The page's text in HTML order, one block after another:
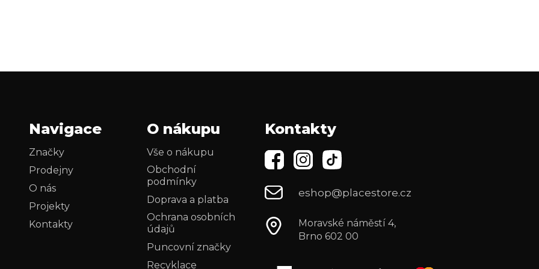
Navigace
Značky
Prodejny
O nás
Projekty
Kontakty
O nákupu
Vše o nákupu
Obchodní
podmínky
Doprava a platba
Ochrana osobních
údajů
Puncovní značky
Recyklace
Kontakty
eshop@placestore.cz
Moravské náměstí 4,
Brno 602 00